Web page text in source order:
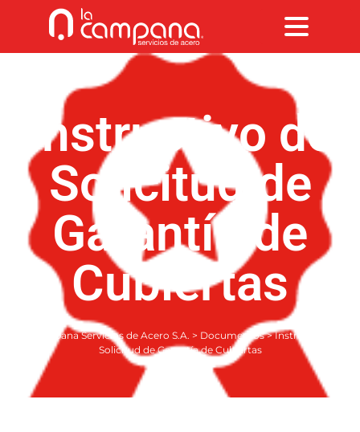
Instructivo de
Solicitud de
Garantía de
Cubiertas
La Campana Servicios de Acero S.A. > Documentos>Instructivo de
Solicitud de Garantía de Cubiertas